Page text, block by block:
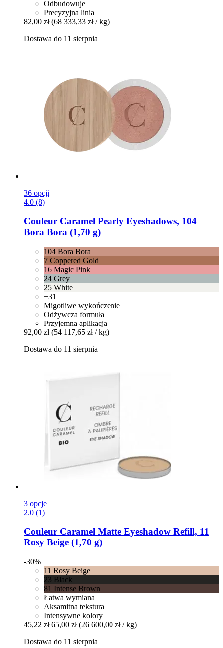
Odbudowuje
Precyzyjna linia
82,00 zł (68 333,33 zł / kg)
Dostawa do 11 sierpnia
36 opcji
4.0 (8)
Couleur Caramel Pearly Eyeshadows, 104
Bora Bora (1,70 g)
104 Bora Bora
7 Coppered Gold
16 Magic Pink
24 Grey
25 White
+31
Migotliwe wykończenie
Odżywcza formuła
Przyjemna aplikacja
92,00 zł (54 117,65 zł / kg)
Dostawa do 11 sierpnia
3 opcje
2.0 (1)
Couleur Caramel Matte Eyeshadow Refill, 11
Rosy Beige (1,70 g)
-30%
11 Rosy Beige
23 Black
81 Intense Brown
Łatwa wymiana
Aksamitna tekstura
Intensywne kolory
45,22 zł 65,00 zł (26 600,00 zł / kg)
Dostawa do 11 sierpnia